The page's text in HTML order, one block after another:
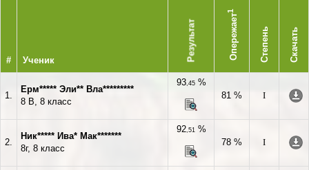
# Ученик Результат Опережает
1
Степень Скачать
1.
Ерм***** Эли** Вла*********
8 В, 8 класс
93,45%
81 %
I
2.
Ник***** Ива* Мак*******
8г, 8 класс
92,51%
78 %
I